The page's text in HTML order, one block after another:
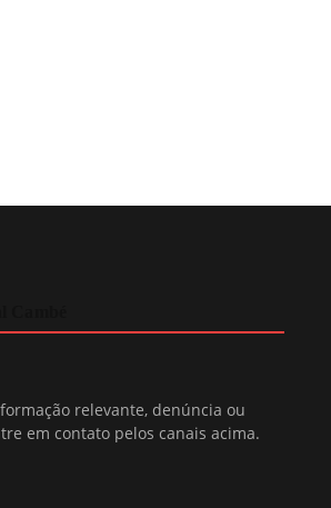
relevante, denúncia ou
em contato pelos canais acima.